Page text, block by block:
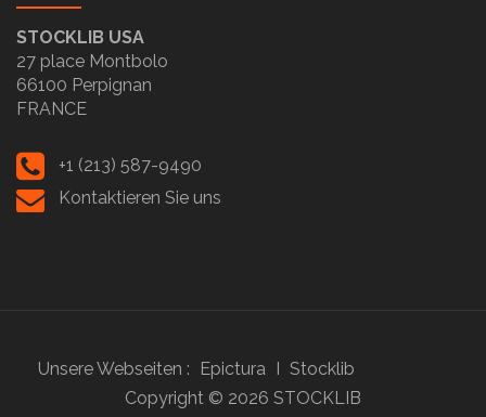
STOCKLIB USA
27 place Montbolo
66100 Perpignan
FRANCE
+1 (213) 587-9490
Kontaktieren Sie uns
Unsere Webseiten : Epictura I Stocklib
Copyright © 2026 STOCKLIB